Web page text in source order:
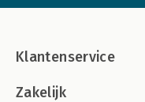
Klantenservice
Zakelijk